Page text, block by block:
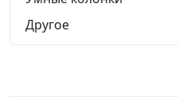
Другое